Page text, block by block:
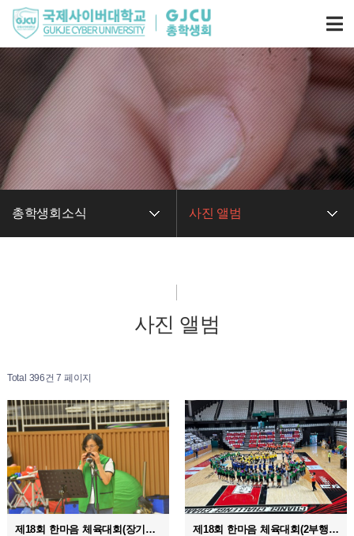
총학생회소식 사진 앨범
사진 앨범
Total 396건 7 페이지
제18회 한마음 체육대회(장기자랑) 제18회 한마음 체육대회(2부행사)